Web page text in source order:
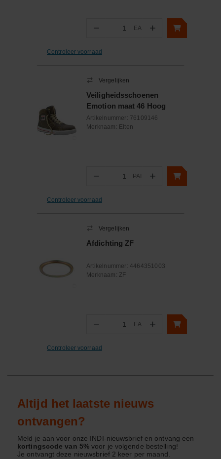
− Aantal
EA +
Controleer voorraad
Vergelijken
Veiligheidsschoenen
Emotion maat 46 Hoog
Artikelnummer: 76109146
Merknaam: Elten
− Aantal
PAI +
Controleer voorraad
Vergelijken
Afdichting ZF
Artikelnummer: 4464351003
Merknaam: ZF
− Aantal
EA +
Controleer voorraad
Altijd het laatste nieuws
ontvangen?
Meld je aan voor onze INDI-nieuwsbrief en ontvang een
kortingscode van 5%voor je volgende bestelling!
Je ontvangt deze nieuwsbrief 2 keer per maand.